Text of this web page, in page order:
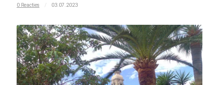
0 Reacties / 03.07.2023